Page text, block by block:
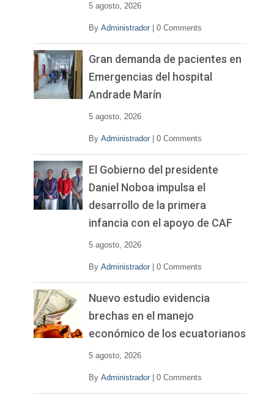
5 agosto, 2026
By Administrador 0 Comments
Gran demanda de pacientes en
Emergencias del hospital
Andrade Marín
5 agosto, 2026
By Administrador 0 Comments
El Gobierno del presidente
Daniel Noboa impulsa el
desarrollo de la primera
infancia con el apoyo de CAF
5 agosto, 2026
By Administrador 0 Comments
Nuevo estudio evidencia
brechas en el manejo
económico de los ecuatorianos
5 agosto, 2026
By Administrador 0 Comments